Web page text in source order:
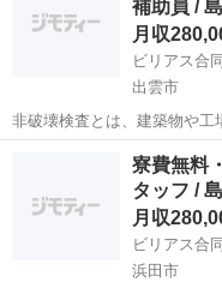
補助員 /
月収
ビリアス合
出雲市
非破壊検査とは、建築物や工
るお仕事です。 実際に検査を行うためには資格が必要なのですが、 こ
の度弊社では資格がなくて
を募集しております...
出雲市 土木
寮費無料
タッフ /
月収
ビリアス合
浜田市